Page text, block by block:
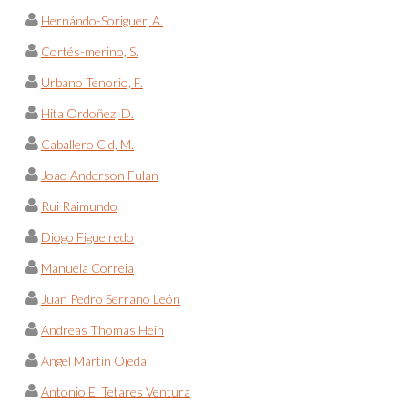
Hernándo-Soriguer, A.
Cortés-merino, S.
Urbano Tenorio, F.
Hita Ordoñez, D.
Caballero Cid, M.
Joao Anderson Fulan
Rui Raimundo
Diogo Figueiredo
Manuela Correia
Juan Pedro Serrano León
Andreas Thomas Hein
Angel Martín Ojeda
Antonio E. Tetares Ventura